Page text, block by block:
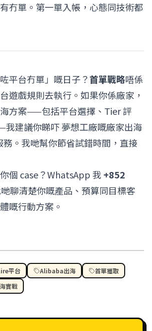
冇單。第一單入帳，心態同技術都
平台冇單」嘅日子？首單戰略唔係
遊戲規則去執行。如果你係廠家，
方案——包括平台選擇、Tier 評
我建議你睇吓夢想工廠嘅廠家出海
務 。我哋幫你節省試錯時間，直接
個 case？WhatsApp 我 +852
哋聊清楚你嘅產品、預算同目標客
嘅行動方案。
平台 Alibaba出海
首單獲取
實戰